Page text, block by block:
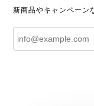
新商品やキャンペーン